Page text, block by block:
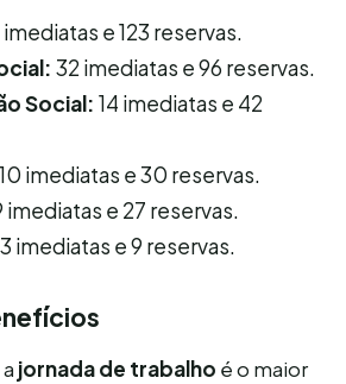
imediatas e 123 reservas.
32 imediatas e 96 reservas.
Social: 14 imediatas e 42
10 imediatas e 30 reservas.
imediatas e 27 reservas.
3 imediatas e 9 reservas.
jornada de trabalho é o maior